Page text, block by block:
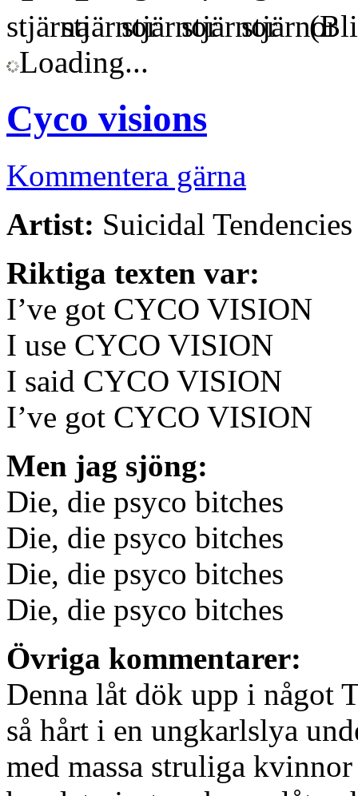
(Bli
Loading...
Cyco visions
Kommentera gärna
Artist: Suicidal Tendencies
Riktiga texten var:
I’ve got CYCO VISION
I use CYCO VISION
I said CYCO VISION
I’ve got CYCO VISION
Men jag sjöng:
Die, die psyco bitches
Die, die psyco bitches
Die, die psyco bitches
Die, die psyco bitches
Övriga kommentarer:
Denna låt dök upp i något
så hårt i en ungkarlslya
med massa struliga